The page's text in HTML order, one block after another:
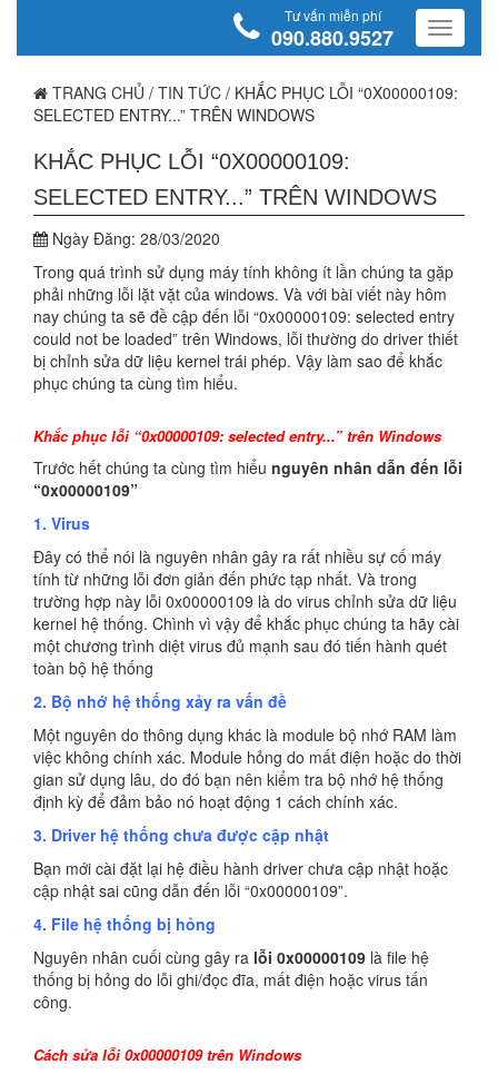
Tư vấn miễn phí
090.880.9527
TRANG CHỦ / TIN TỨC / KHẮC PHỤC LỖI “0X00000109:
SELECTED ENTRY...” TRÊN WINDOWS
KHẮC PHỤC LỖI “0X00000109:
SELECTED ENTRY...” TRÊN WINDOWS
Ngày Đăng: 28/03/2020
Trong quá trình sử dụng máy tính không ít lần chúng ta gặp
phải những lỗi lặt vặt của windows. Và với bài viết này hôm
nay chúng ta sẽ đề cập đến lỗi “0x00000109: selected entry
could not be loaded” trên Windows, lỗi thường do driver thiết
bị chỉnh sửa dữ liệu kernel trái phép. Vậy làm sao để khắc
phục chúng ta cùng tìm hiểu.
Khắc phục lỗi “0x00000109: selected entry...” trên Windows
Trước hết chúng ta cùng tìm hiểu nguyên nhân dẫn đến lỗi
“0x00000109”
1. Virus
Đây có thể nói là nguyên nhân gây ra rất nhiều sự cố máy
tính từ những lỗi đơn giản đến phức tạp nhất. Và trong
trường hợp này lỗi 0x00000109 là do virus chỉnh sửa dữ liệu
kernel hệ thống. Chình vì vậy để khắc phục chúng ta hãy cài
một chương trình diệt virus đủ mạnh sau đó tiến hành quét
toàn bộ hệ thống
2. Bộ nhớ hệ thống xảy ra vấn đề
Một nguyên do thông dụng khác là module bộ nhớ RAM làm
việc không chính xác. Module hỏng do mất điện hoặc do thời
gian sử dụng lâu, do đó bạn nên kiểm tra bộ nhớ hệ thống
định kỳ để đảm bảo nó hoạt động 1 cách chính xác.
3. Driver hệ thống chưa được cập nhật
Bạn mới cài đặt lại hệ điều hành driver chưa cập nhật hoặc
cập nhật sai cũng dẫn đến lỗi “0x00000109”.
4. File hệ thống bị hỏng
Nguyên nhân cuối cùng gây ra lỗi 0x00000109 là file hệ
thống bị hỏng do lỗi ghi/đọc đĩa, mất điện hoặc virus tấn
công.
Cách sửa lỗi 0x00000109 trên Windows